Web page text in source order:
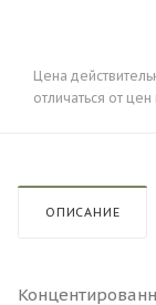
Цена
отличаться от
ОПИСАНИЕ